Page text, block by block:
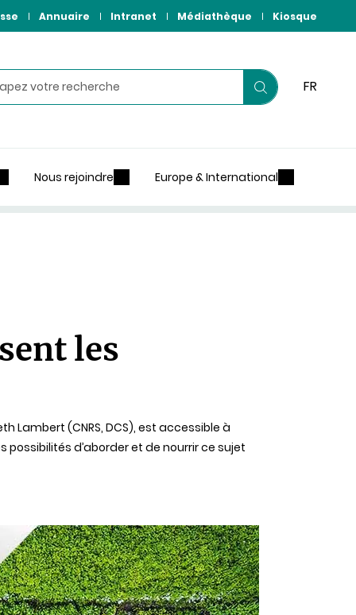
Annuaire Intranet Médiathèque Kiosque
Lancer
FR
Nous rejoindre Europe & International
les
Lambert (CNRS, DCS), est accessible à
d’aborder et de nourrir ce sujet